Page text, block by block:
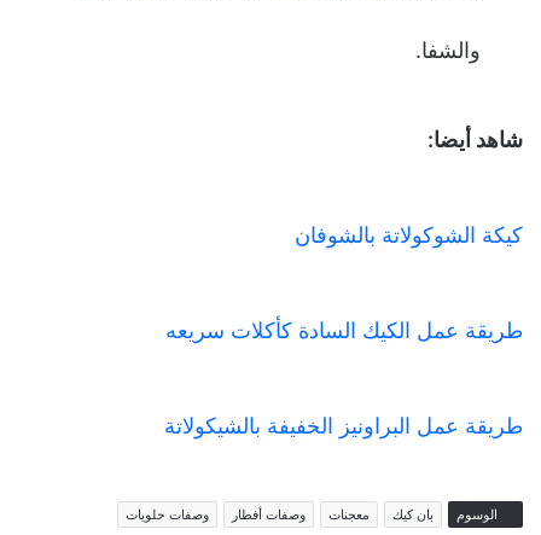
والشفا.
شاهد أيضا:
كيكة الشوكولاتة بالشوفان
طريقة عمل الكيك السادة كأكلات سريعه
طريقة عمل البراونيز الخفيفة بالشيكولاتة
الوسوم بان كيك معجنات وصفات أفطار وصفات حلويات